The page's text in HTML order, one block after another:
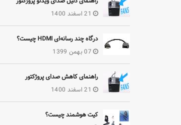
21 اسفند 1400
درگاه چند رسانه‌ای HDMI چیست؟
07 بهمن 1399
راهنمای کاهش صدای پروژکتور
21 اسفند 1400
کیت هوشمند چیست؟